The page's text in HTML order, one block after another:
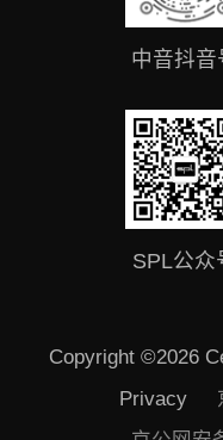
中音抖音
SPL公众
Copyright ©2026
Privacy